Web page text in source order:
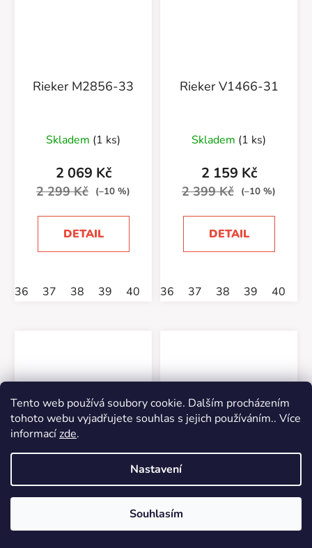
Tento web používá soubory cookie. Dalším procházením
tohoto webu vyjadřujete souhlas s jejich používáním.. Více
informacízde.
Nastavení
Souhlasím
Rieker M2856-33
Skladem (1 ks)
2 069 Kč
2 299 Kč (–10 %)
DETAIL
36 37 38 39 40 41 42
Rieker V1466-31
Skladem (1 ks)
2 159 Kč
2 399 Kč (–10 %)
DETAIL
36 37 38 39 40
Rieker 62760-60
1 979 Kč
Rieker 67465-52
2 159 Kč